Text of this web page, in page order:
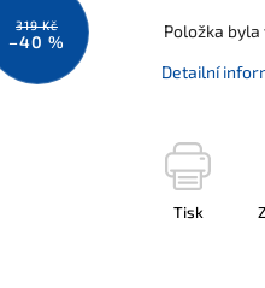
319 Kč
–40 %
Položka
Detailní
Tisk